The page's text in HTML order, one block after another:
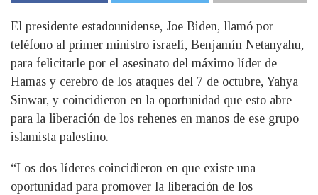
El presidente estadounidense, Joe Biden, llamó por
teléfono al primer ministro israelí, Benjamín Netanyahu,
para felicitarle por el asesinato del máximo líder de
Hamas y cerebro de los ataques del 7 de octubre, Yahya
Sinwar, y coincidieron en la oportunidad que esto abre
para la liberación de los rehenes en manos de ese grupo
islamista palestino.
“Los dos líderes coincidieron en que existe una
oportunidad para promover la liberación de los